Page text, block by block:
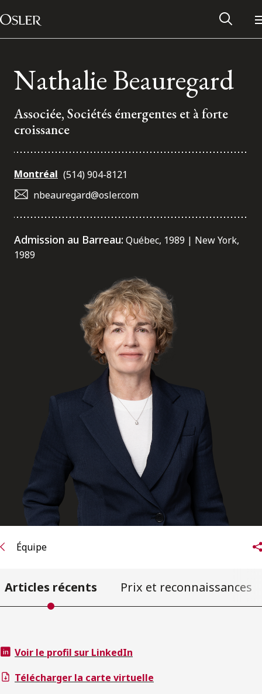
Passer au contenu
Main Navigation
Réseau des anciens d’Osler
Contactez-nous
S’abonner aux articles Osler
Nathalie Beauregard
Associée, Sociétés émergentes et à forte
croissance
Montréal (514) 904-8121
nbeauregard@osler.com
Admission au Barreau: Québec, 1989 | New York,
1989
Équipe
Articles récents Prix et reconnaissances
Voir le profil sur LinkedIn
Télécharger la carte virtuelle